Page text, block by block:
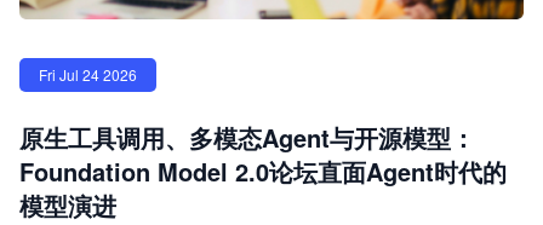
Fri Jul 24 2026
原生工具调用、多模态Agent与开源模型：
Foundation Model 2.0论坛直面Agent时代的
模型演进